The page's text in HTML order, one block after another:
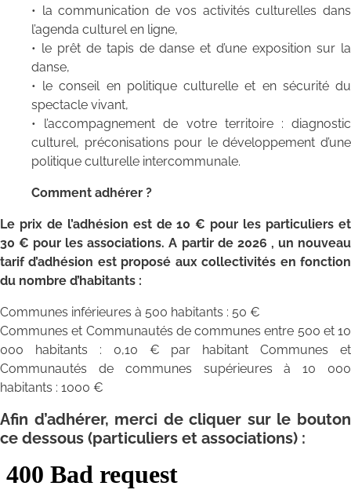
• la communication de vos activités culturelles dans
l’agenda culturel en ligne,
• le prêt de tapis de danse et d’une exposition sur la
danse,
• le conseil en politique culturelle et en sécurité du
spectacle vivant,
• l’accompagnement de votre territoire : diagnostic
culturel, préconisations pour le développement d’une
politique culturelle intercommunale.
Comment adhérer ?
Le prix de l’adhésion est de 10 € pour les particuliers et
30 € pour les associations. A partir de 2026 , un nouveau
tarif d’adhésion est proposé aux collectivités en fonction
du nombre d’habitants :
Communes inférieures à 500 habitants : 50 €
Communes et Communautés de communes entre 500 et 10
000 habitants : 0,10 € par habitant Communes et
Communautés de communes supérieures à 10 000
habitants : 1000 €
Afin d’adhérer, merci de cliquer sur le bouton
ce dessous (particuliers et associations) :